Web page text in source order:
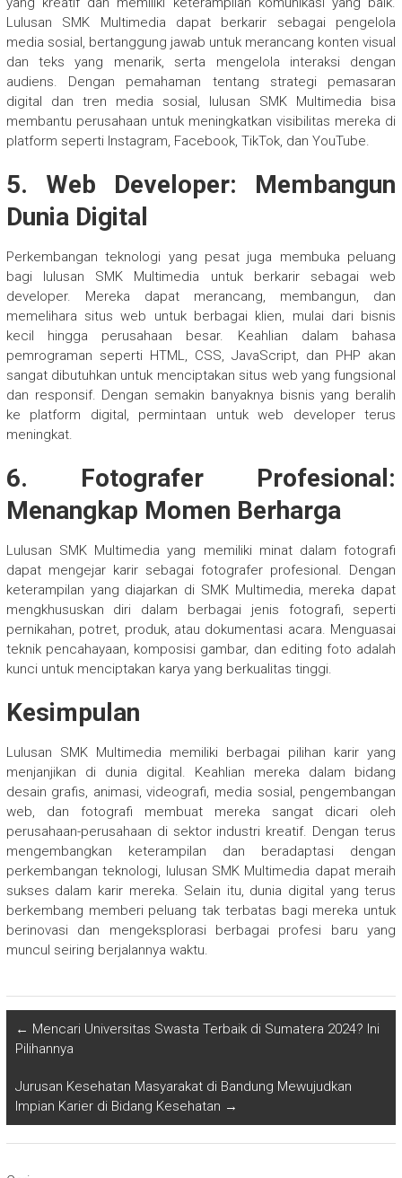
Lulusan SMK Multimedia dapat berkarir sebagai pengelola
media sosial, bertanggung jawab untuk merancang konten visual
dan teks yang menarik, serta mengelola interaksi dengan
audiens. Dengan pemahaman tentang strategi pemasaran
digital dan tren media sosial, lulusan SMK Multimedia bisa
membantu perusahaan untuk meningkatkan visibilitas mereka di
platform seperti Instagram, Facebook, TikTok, dan YouTube.
5. Web Developer: Membangun
Dunia Digital
Perkembangan teknologi yang pesat juga membuka peluang
bagi lulusan SMK Multimedia untuk berkarir sebagai web
developer. Mereka dapat merancang, membangun, dan
memelihara situs web untuk berbagai klien, mulai dari bisnis
kecil hingga perusahaan besar. Keahlian dalam bahasa
pemrograman seperti HTML, CSS, JavaScript, dan PHP akan
sangat dibutuhkan untuk menciptakan situs web yang fungsional
dan responsif. Dengan semakin banyaknya bisnis yang beralih
ke platform digital, permintaan untuk web developer terus
meningkat.
6. Fotografer Profesional:
Menangkap Momen Berharga
Lulusan SMK Multimedia yang memiliki minat dalam fotografi
dapat mengejar karir sebagai fotografer profesional. Dengan
keterampilan yang diajarkan di SMK Multimedia, mereka dapat
mengkhususkan diri dalam berbagai jenis fotografi, seperti
pernikahan, potret, produk, atau dokumentasi acara. Menguasai
teknik pencahayaan, komposisi gambar, dan editing foto adalah
kunci untuk menciptakan karya yang berkualitas tinggi.
Kesimpulan
Lulusan SMK Multimedia memiliki berbagai pilihan karir yang
menjanjikan di dunia digital. Keahlian mereka dalam bidang
desain grafis, animasi, videografi, media sosial, pengembangan
web, dan fotografi membuat mereka sangat dicari oleh
perusahaan-perusahaan di sektor industri kreatif. Dengan terus
mengembangkan keterampilan dan beradaptasi dengan
perkembangan teknologi, lulusan SMK Multimedia dapat meraih
sukses dalam karir mereka. Selain itu, dunia digital yang terus
berkembang memberi peluang tak terbatas bagi mereka untuk
berinovasi dan mengeksplorasi berbagai profesi baru yang
muncul seiring berjalannya waktu.
← Mencari Universitas Swasta Terbaik di Sumatera 2024? Ini
Pilihannya
Jurusan Kesehatan Masyarakat di Bandung Mewujudkan
Impian Karier di Bidang Kesehatan →